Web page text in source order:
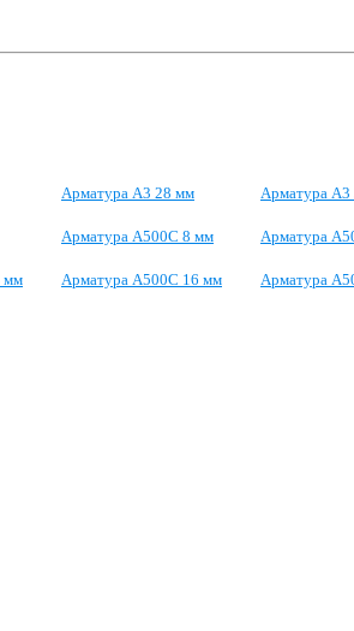
Арматура А3 28 мм Арматура
Арматура А500С 8 мм Арматура
мм Арматура А500С 16 мм Арматура